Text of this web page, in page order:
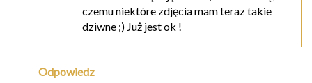
czemu niektóre zdjęcia mam teraz takie
dziwne ;) Już jest ok !
Odpowiedz